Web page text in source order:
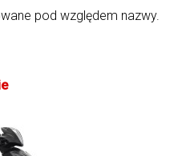
pod względem nazwy.